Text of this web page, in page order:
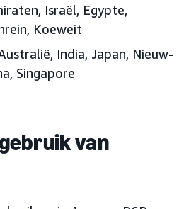
Israël, Egypte,
Koeweit
India, Japan, Nieuw-
Singapore
van